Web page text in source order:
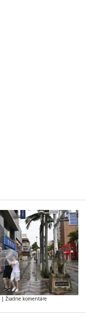
| Žiadne komentáre